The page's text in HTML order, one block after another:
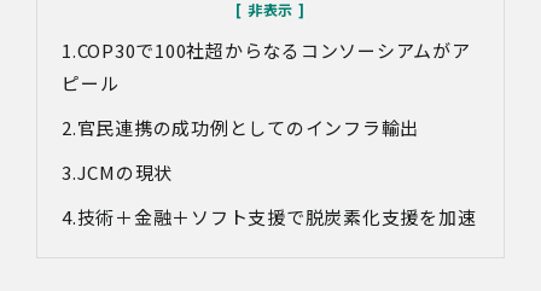
対象情報
・お問い合わせ時に取得する個人情報
利用目的
・お問い合わせ対応の品質向上及びお問い合わせ内容等の
・取得した情報を解析又は分析して、当社サービス「環境
COP30で100社超からなるコンソーシアムがア
ピール
官民連携の成功例としてのインフラ輸出
JCMの現状
技術＋金融＋ソフト支援で脱炭素化支援を加速